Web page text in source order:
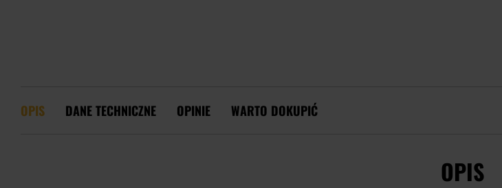
OPIS DANE TECHNICZNE OPINIE WARTO DOKUPIĆ
OPIS